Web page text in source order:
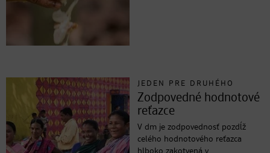
JEDEN PRE DRUHÉHO
Zodpovedné hodnotové
reťazce
V dm je zodpovednosť pozdĺž
celého hodnotového reťazca
hlboko zakotvená v